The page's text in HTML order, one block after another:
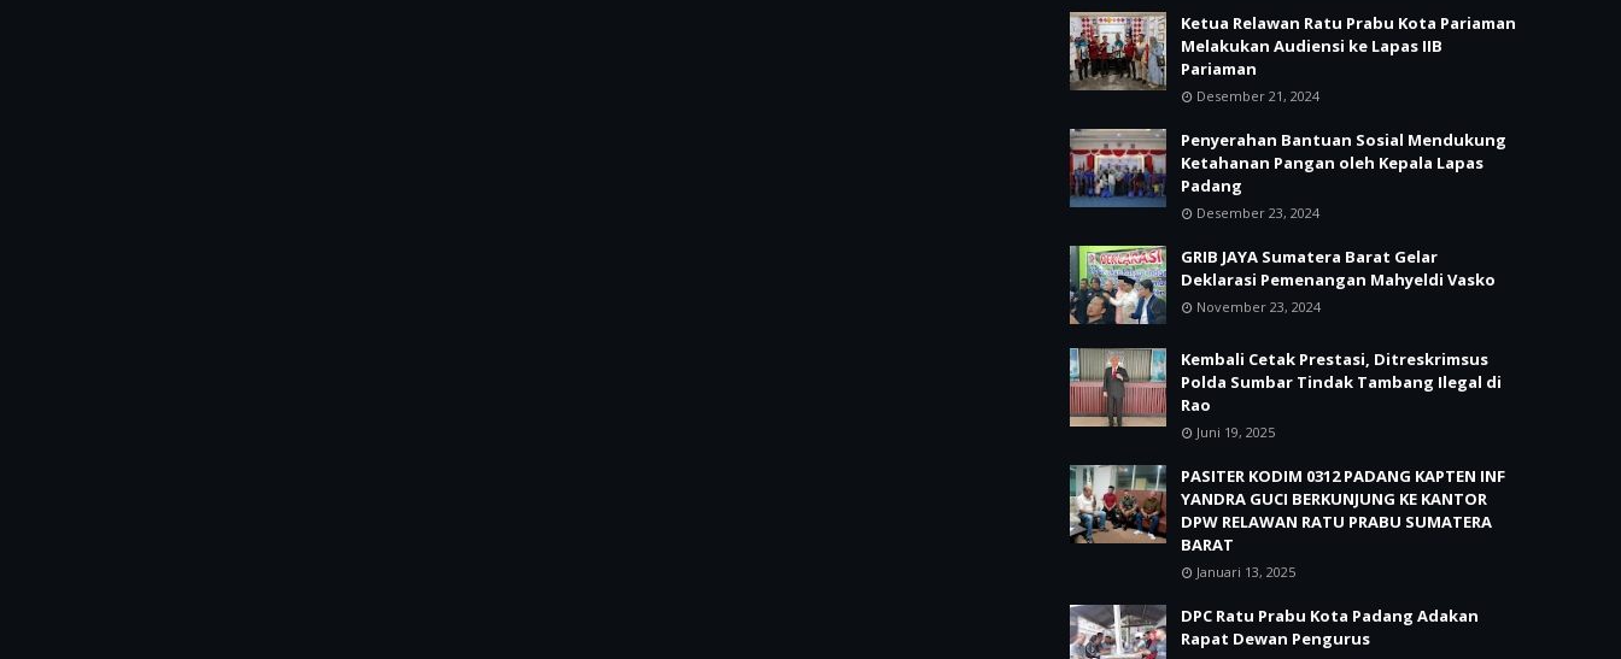
Ketua Relawan Ratu Prabu Kota Pariaman
Melakukan Audiensi ke Lapas IIB
Pariaman
Desember 21, 2024
Penyerahan Bantuan Sosial Mendukung
Ketahanan Pangan oleh Kepala Lapas
Padang
Desember 23, 2024
GRIB JAYA Sumatera Barat Gelar
Deklarasi Pemenangan Mahyeldi Vasko
November 23, 2024
Kembali Cetak Prestasi, Ditreskrimsus
Polda Sumbar Tindak Tambang Ilegal di
Rao
Juni 19, 2025
PASITER KODIM 0312 PADANG KAPTEN INF
YANDRA GUCI BERKUNJUNG KE KANTOR
DPW RELAWAN RATU PRABU SUMATERA
BARAT
Januari 13, 2025
DPC Ratu Prabu Kota Padang Adakan
Rapat Dewan Pengurus